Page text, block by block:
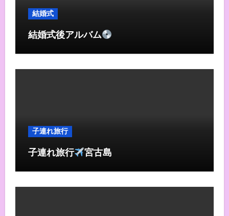
結婚式
結婚式後アルバム
子連れ旅行
子連れ旅行 宮古島